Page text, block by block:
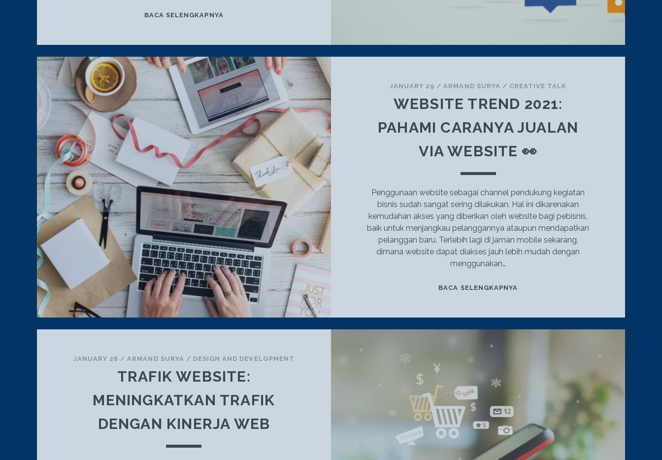
BACA SELENGKAPNYA
STRATEGI
DIGITAL
MARKETING
JANUARY 29 /ARMAND SURYA / CREATIVE TALK
WEBSITE TREND 2021:
PAHAMI CARANYA JUALAN
VIA WEBSITE 👀
Penggunaan website sebagai channel pendukung kegiatan
bisnis sudah sangat sering dilakukan. Hal ini dikarenakan
kemudahan akses yang diberikan oleh website bagi pebisnis,
baik untuk menjangkau pelanggannya ataupun mendapatkan
pelanggan baru. Terlebih lagi di jaman mobile sekarang,
dimana website dapat diakses jauh lebih mudah dengan
menggunakan…
BACA SELENGKAPNYA
JANUARY 26 /ARMAND SURYA / DESIGN AND DEVELOPMENT
TRAFIK WEBSITE:
MENINGKATKAN TRAFIK
DENGAN KINERJA WEB